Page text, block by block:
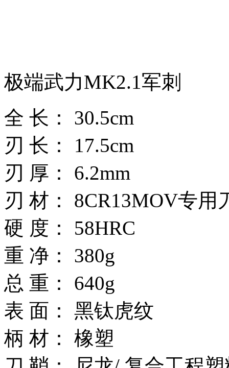
极端武力MK2.1军刺
全 长： 30.5cm
刃 长： 17.5cm
刃 厚： 6.2mm
刃 材： 8CR13MOV专用
硬 度： 58HRC
重 净： 380g
总 重： 640g
表 面： 黑钛虎纹
柄 材： 橡塑